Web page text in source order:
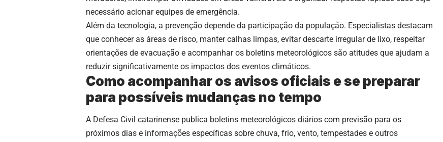
necessário acionar equipes de emergência.
Além da tecnologia, a prevenção depende da participação da população. Especialistas destacam
que conhecer as áreas de risco, manter calhas limpas, evitar descarte irregular de lixo, respeitar
orientações de evacuação e acompanhar os boletins meteorológicos são atitudes que ajudam a
reduzir significativamente os impactos dos eventos climáticos.
Como acompanhar os avisos oficiais e se preparar
para possíveis mudanças no tempo
A Defesa Civil catarinense publica boletins meteorológicos diários com previsão para os
próximos dias e informações específicas sobre chuva, frio, vento, tempestades e outros